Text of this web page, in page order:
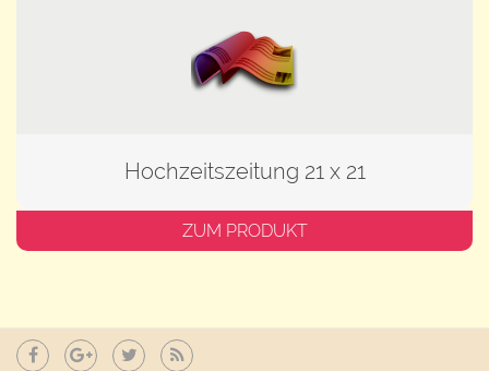
Hochzeitszeitung 21 x 21
ZUM PRODUKT